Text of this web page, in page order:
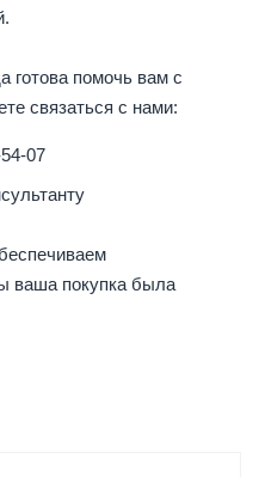
готова помочь вам с
связаться с нами:
07
ваша покупка была